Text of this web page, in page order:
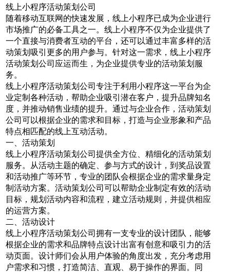
线上小程序活动策划公司
随着移动互联网的快速发展，线上小程序已成为企业进行
市场推广的必备工具之一。线上小程序不仅为企业提供了
一个直接与消费者互动的平台，还可以通过丰富多样的活
动策划吸引更多的用户参与。针对这一需求，线上小程序
活动策划公司应运而生，为企业提供专业的活动策划服
务。
线上小程序活动策划公司专注于利用小程序这一平台为企
业定制各种活动，帮助企业吸引潜在客户，提升品牌知名
度，并推动销售业绩的提升。通过与企业合作，活动策划
公司可以根据企业的需求和目标，打造与企业形象和产品
特点相匹配的线上互动活动。
一、活动策划
线上小程序活动策划公司提供全方位、精细化的活动策划
服务。从活动主题的确定、参与方式的设计，到奖品设置
和活动推广等环节，专业的团队会根据企业的需求量身定
制活动方案。活动策划公司可以帮助企业制定有效的活动
目标，规划活动内容和流程，建立活动规则，并提供相应
的运营方案。
二、活动设计
线上小程序活动策划公司拥有一支专业的设计团队，能够
根据企业的需求和品牌特点设计出富有创意和吸引力的活
动页面。设计师们会从用户体验的角度出发，充分考虑用
户需求和习惯，打造简洁、直观、易于操作的界面。同